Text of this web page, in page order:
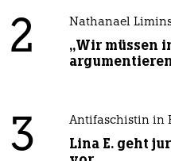
2 Nathanael
„Wir müssen
3 Antifaschistin in
Lina E. geht